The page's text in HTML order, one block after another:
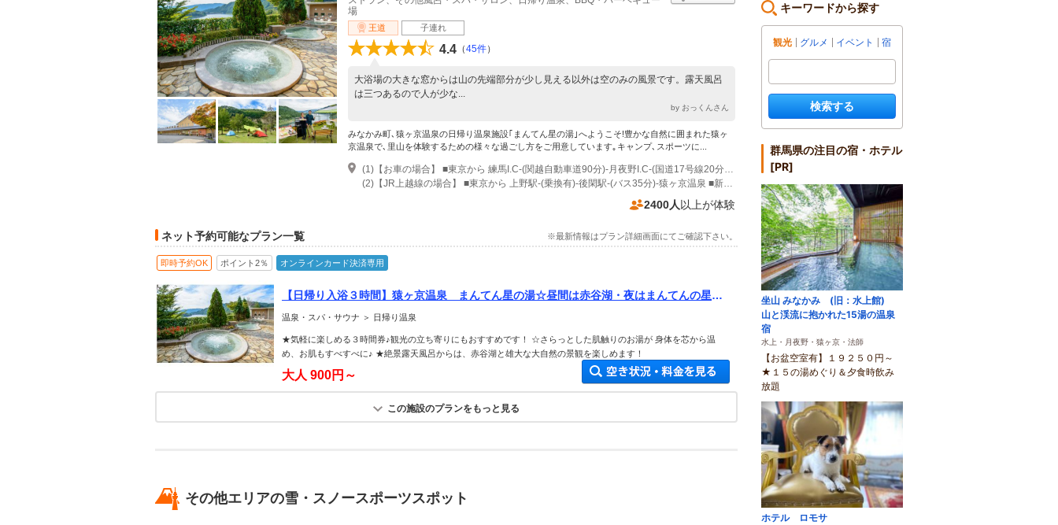
場
王道 子連れ
4.4 （45件）
大浴場の大きな窓からは山の先端部分が少し見える以外は空のみの風景です。露天風呂
は三つあるので人が少な...
by おっくんさん
みなかみ町､猿ヶ京温泉の日帰り温泉施設｢まんてん星の湯｣へようこそ!豊かな自然に囲まれた猿ヶ
京温泉で､里山を体験するための様々な過ごし方をご用意しています｡キャンプ､スポーツに...
(1)【お車の場合】 ■東京から 練馬I.C-(関越自動車道90分)-月夜野I.C-(国道17号線20分)-猿ヶ京温泉 ■新潟から 新潟西I.C-(北陸・関越自動車道115分)-月夜野I.C-(国道17号線20分)-猿ヶ京温泉
(2)【JR上越線の場合】 ■東京から 上野駅-(乗換有)-後閑駅-(バス35分)-猿ヶ京温泉 ■新潟から 新潟駅-(乗換有)-後閑駅-(バス35分)-猿ヶ京温泉 ※駅からは下記の関越路線バスをご参照ください。
2400人 以上が体験
ネット予約可能なプラン一覧 ※最新情報はプラン詳細画面にてご確認下さい。
即時予約OK ポイント2％ オンラインカード決済専用
【日帰り入浴３時間】猿ヶ京温泉 まんてん星の湯☆昼間は赤谷湖・夜はまんてんの星空
温泉・スパ・サウナ ＞ 日帰り温泉
★気軽に楽しめる３時間券♪観光の立ち寄りにもおすすめです！ ☆さらっとした肌触りのお湯が 身体を芯から温
め、お肌もすべすべに♪ ★絶景露天風呂からは、赤谷湖と雄大な大自然の景観を楽しめます！
大人 900円～
空き状況・料金を見る
この施設のプランをもっと見る
その他エリアの雪・スノースポーツスポット
キーワードから探す
観光 グルメ イベント 宿
検索する
群馬県の注目の宿・ホテル
[PR]
坐山 みなかみ (旧：水上館)
山と渓流に抱かれた15湯の温泉
宿
水上・月夜野・猿ヶ京・法師
【お盆空室有】１９２５０円～
★１５の湯めぐり＆夕食時飲み
放題
ホテル ロモサ